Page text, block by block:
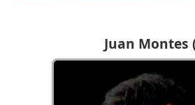
Juan Montes